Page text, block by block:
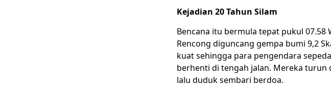
Kejadian 20 Tahun Silam
Bencana itu bermula tepat pukul 07.58
Rencong diguncang gempa bumi 9,2
kuat sehingga para pengendara
berhenti di tengah jalan. Mereka turun
lalu duduk sembari berdoa.